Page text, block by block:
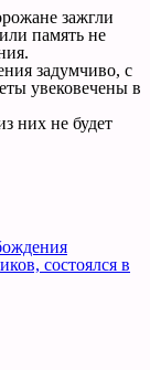
зажгли
память не
задумчиво, с
увековечены в
них не будет
состоялся в